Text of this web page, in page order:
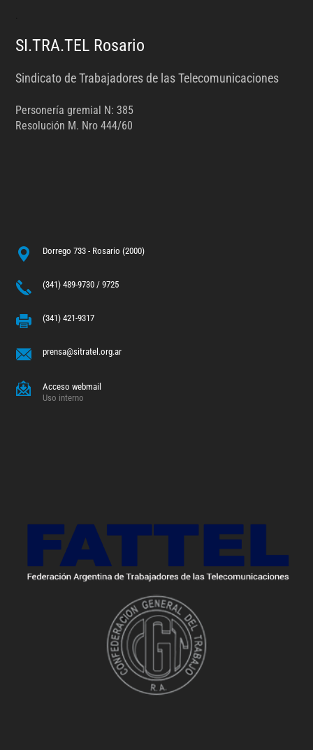
SI.TRA.TEL Rosario
Sindicato de Trabajadores de las Telecomunicaciones
Personería gremial N: 385
Resolución M. Nro 444/60
Dorrego 733 - Rosario (2000)
(341) 489-9730 / 9725
(341) 421-9317
prensa@sitratel.org.ar
Acceso webmail
Uso interno